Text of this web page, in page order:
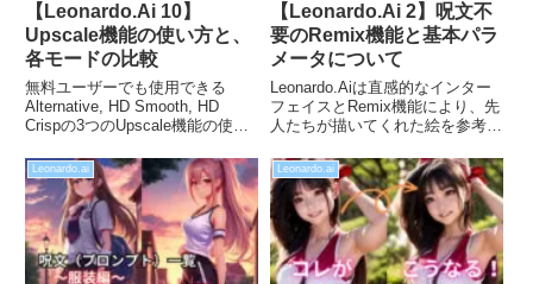
【Leonardo.Ai 10】
Upscale機能の使い方と、
各モードの比較
無料ユーザーでも使用できる
Alternative, HD Smooth, HD
Crispの3つのUpscale機能の使い
な画像が生成されるのか？につい
て紹介します。画素数をあげつ
つ、画像の改善が見込める機能で
す。
【Leonardo.Ai 2】呪文不
要のRemix機能と基本パラ
メータについて
Leonardo.Aiは直感的なインター
フェイスとRemix機能により、先
人たちが描いてくれた絵を参考に
単に作成できます。プロンプトの
勉強不要で高品質な画像生成が即
日生成可能なので、AIイラストを
始めてみたい方におすすめです。
Leonardo.ai Leonardo.ai